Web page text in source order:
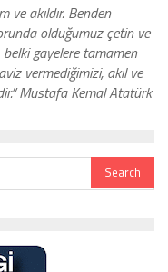
ve akıldır. Benden
olduğumuz çetin ve
gayelere tamamen
vermediğimizi, akıl ve
Mustafa Kemal Atatürk